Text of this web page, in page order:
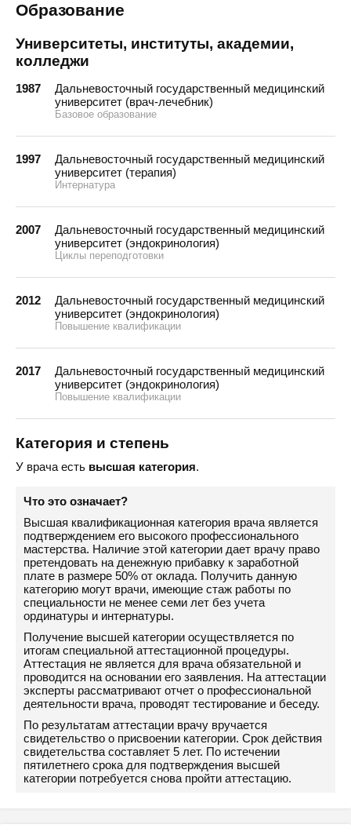
Образование
Университеты, институты, академии,
колледжи
1987
Дальневосточный государственный медицинский
университет (врач-лечебник)
Базовое образование
1997
Дальневосточный государственный медицинский
университет (терапия)
Интернатура
2007
Дальневосточный государственный медицинский
университет (эндокринология)
Циклы переподготовки
2012
Дальневосточный государственный медицинский
университет (эндокринология)
Повышение квалификации
2017
Дальневосточный государственный медицинский
университет (эндокринология)
Повышение квалификации
Категория и степень
У врача есть высшая категория.
Что это означает?
Высшая квалификационная категория врача является
подтверждением его высокого профессионального
мастерства. Наличие этой категории дает врачу право
претендовать на денежную прибавку к заработной
плате в размере 50% от оклада. Получить данную
категорию могут врачи, имеющие стаж работы по
специальности не менее семи лет без учета
ординатуры и интернатуры.
Получение высшей категории осуществляется по
итогам специальной аттестационной процедуры.
Аттестация не является для врача обязательной и
проводится на основании его заявления. На аттестации
эксперты рассматривают отчет о профессиональной
деятельности врача, проводят тестирование и беседу.
По результатам аттестации врачу вручается
свидетельство о присвоении категории. Срок действия
свидетельства составляет 5 лет. По истечении
пятилетнего срока для подтверждения высшей
категории потребуется снова пройти аттестацию.